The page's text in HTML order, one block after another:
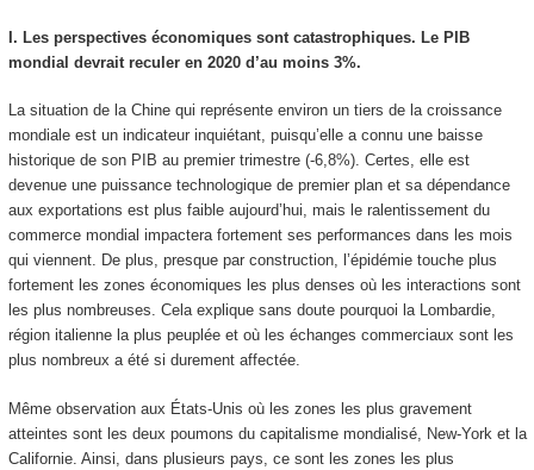
I. Les perspectives économiques sont catastrophiques. Le PIB
mondial devrait reculer en 2020 d’au moins 3%.
La situation de la Chine qui représente environ un tiers de la croissance
mondiale est un indicateur inquiétant, puisqu’elle a connu une baisse
historique de son PIB au premier trimestre (-6,8%). Certes, elle est
devenue une puissance technologique de premier plan et sa dépendance
aux exportations est plus faible aujourd’hui, mais le ralentissement du
commerce mondial impactera fortement ses performances dans les mois
qui viennent. De plus, presque par construction, l’épidémie touche plus
fortement les zones économiques les plus denses où les interactions sont
les plus nombreuses. Cela explique sans doute pourquoi la Lombardie,
région italienne la plus peuplée et où les échanges commerciaux sont les
plus nombreux a été si durement affectée.
Même observation aux États-Unis où les zones les plus gravement
atteintes sont les deux poumons du capitalisme mondialisé, New-York et la
Californie. Ainsi, dans plusieurs pays, ce sont les zones les plus